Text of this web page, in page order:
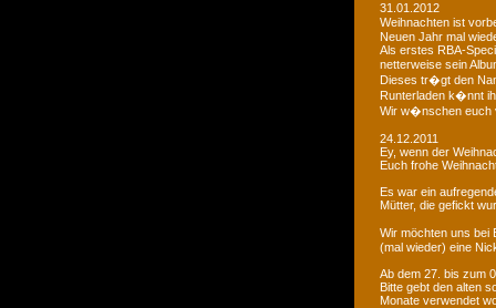
31.01.2012
Weihnachten ist
Neuen Jahr mal
Als erstes RBA-
netterweise sein
Dieses tr�gt den
Runterladen k�nnt
Wir w�nschen
24.12.2011
Ey, wenn der
Euch frohe
Es war ein
Mütter, die gefickt
Wir möchten uns bei
(mal wieder) eine
Ab dem 27. bis zum
Bitte gebt den alten
Monate verwendet